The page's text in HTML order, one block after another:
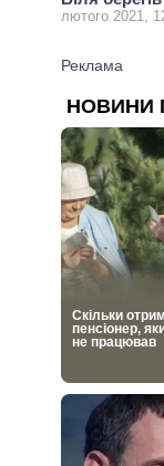
лютого 2021,